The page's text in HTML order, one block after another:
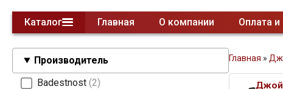
Каталог Главная О компании Оплата и
Производитель
Badestnost 2
Главная »